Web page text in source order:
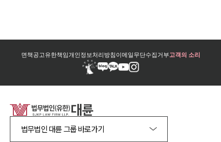
면책공고유한책임개인정보처리방침이메일무단수집거부고객의 소리
법무법인 대륜 그룹 바로가기